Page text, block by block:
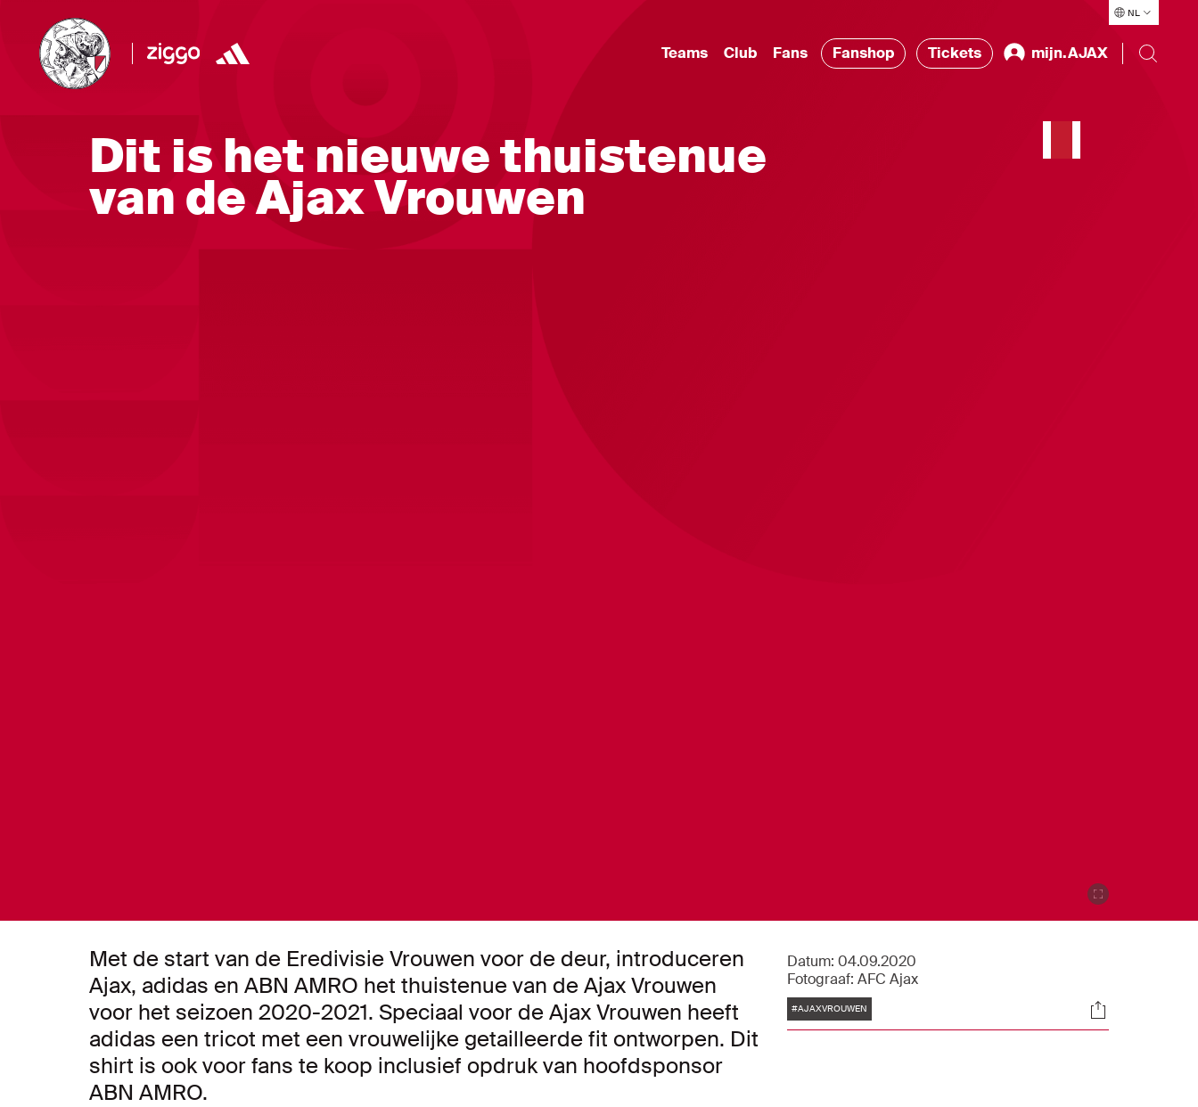
NL
Teams Club Fans Fanshop Tickets mijn.AJAX
Dit is het nieuwe thuistenue
van de Ajax Vrouwen
Met de start van de Eredivisie Vrouwen voor de deur, introduceren
Ajax, adidas en ABN AMRO het thuistenue van de Ajax Vrouwen
voor het seizoen 2020-2021. Speciaal voor de Ajax Vrouwen heeft
adidas een tricot met een vrouwelijke getailleerde fit ontworpen. Dit
shirt is ook voor fans te koop inclusief opdruk van hoofdsponsor
ABN AMRO.
Datum: 04.09.2020
Fotograaf: AFC Ajax
Tags
#AJAXVROUWEN Socials